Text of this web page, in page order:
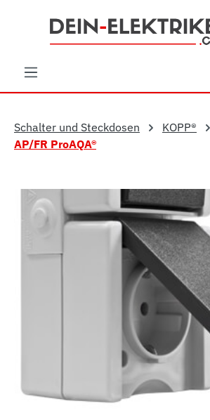
Zum Hauptinhalt springen
Schalter und Steckdosen
KOPP®
AP/FR ProAQA®